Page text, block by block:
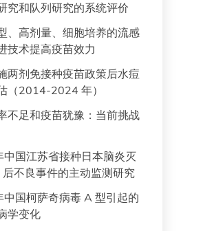
究和队列研究的系统评价
、高剂量、细胞培养的流感
技术提高疫苗效力
两剂免接种疫苗政策后水痘
（2014-2024 年）
不足和疫苗犹豫：当前挑战
国江苏省接种日本脑炎灭
后不良事件的主动监测研究
国柯萨奇病毒 A 型引起的
学变化